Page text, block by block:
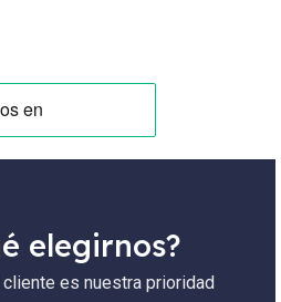
elegirnos?
es nuestra prioridad